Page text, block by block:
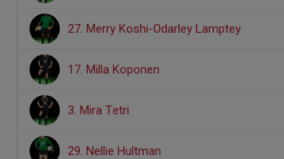
27. Merry Koshi-Odarley Lamptey
17. Milla Koponen
3. Mira Tetri
29. Nellie Hultman